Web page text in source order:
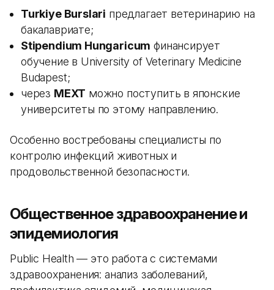
Turkiye Burslari предлагает ветеринарию на
бакалавриате;
Stipendium Hungaricum финансирует
обучение в University of Veterinary Medicine
Budapest;
через MEXT можно поступить в японские
университеты по этому направлению.
Особенно востребованы специалисты по
контролю инфекций животных и
продовольственной безопасности.
Общественное здравоохранение и
эпидемиология
Public Health — это работа с системами
здравоохранения: анализ заболеваний,